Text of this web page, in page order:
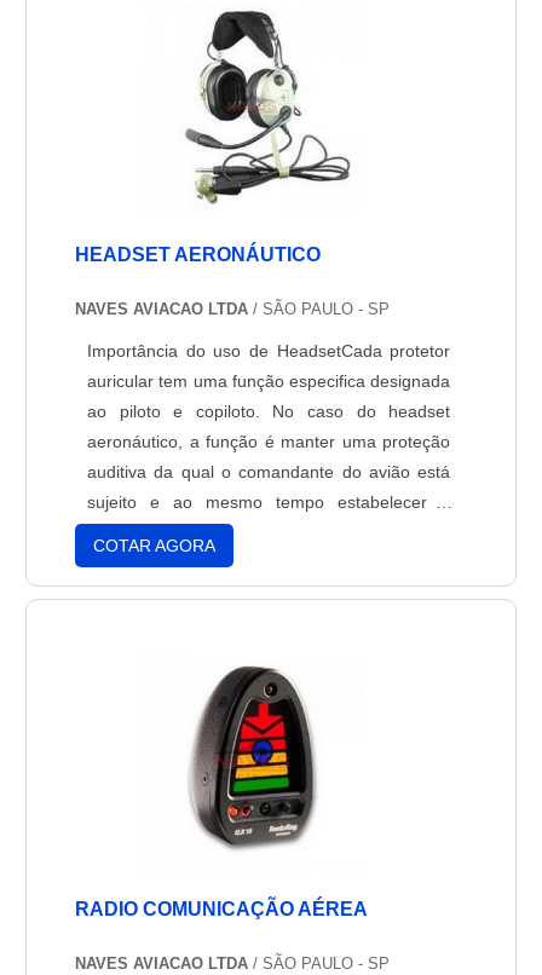
HEADSET AERONÁUTICO
NAVES AVIACAO LTDA / SÃO PAULO - SP
Importância do uso de HeadsetCada protetor
auricular tem uma função especifica designada
ao piloto e copiloto. No caso do headset
aeronáutico, a função é manter uma proteção
auditiva da qual o comandante do avião está
sujeito e ao mesmo tempo estabelecer a
comunicação com a sua equipe de suporte
aéreo.Mesmo que o headset seja um
acessório comum para pilotos e copilotos, é
COTAR AGORA
RADIO COMUNICAÇÃO AÉREA
NAVES AVIACAO LTDA / SÃO PAULO - SP